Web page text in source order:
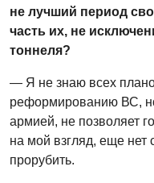
не лучший период
часть их, не
тоннеля?
— Я не знаю всех
реформированию ВС,
армией, не позволяет
на мой взгляд, еще нет
прорубить.